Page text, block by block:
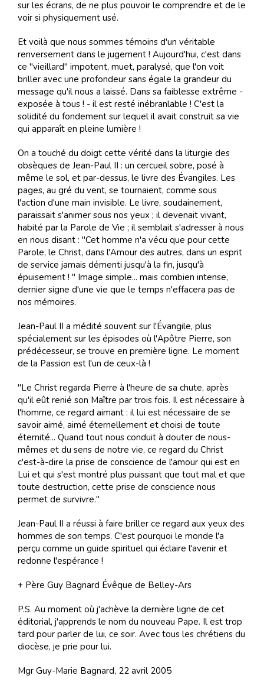
sur les écrans, de ne plus pouvoir le comprendre et de le
voir si physiquement usé.
Et voilà que nous sommes témoins d'un véritable
renversement dans le jugement ! Aujourd'hui, c'est dans
ce "vieillard" impotent, muet, paralysé, que l'on voit
briller avec une profondeur sans égale la grandeur du
message qu'il nous a laissé. Dans sa faiblesse extrême -
exposée à tous ! - il est resté inébranlable ! C'est la
solidité du fondement sur lequel il avait construit sa vie
qui apparaît en pleine lumière !
On a touché du doigt cette vérité dans la liturgie des
obsèques de Jean-Paul II : un cercueil sobre, posé à
même le sol, et par-dessus, le livre des Évangiles. Les
pages, au gré du vent, se tournaient, comme sous
l'action d'une main invisible. Le livre, soudainement,
paraissait s'animer sous nos yeux ; il devenait vivant,
habité par la Parole de Vie ; il semblait s'adresser à nous
en nous disant : "Cet homme n'a vécu que pour cette
Parole, le Christ, dans l'Amour des autres, dans un esprit
de service jamais démenti jusqu'à la fin, jusqu'à
épuisement ! " Image simple... mais combien intense,
dernier signe d'une vie que le temps n'effacera pas de
nos mémoires.
Jean-Paul II a médité souvent sur l'Évangile, plus
spécialement sur les épisodes où l'Apôtre Pierre, son
prédécesseur, se trouve en première ligne. Le moment
de la Passion est l'un de ceux-là !
"Le Christ regarda Pierre à l'heure de sa chute, après
qu'il eût renié son Maître par trois fois. Il est nécessaire à
l'homme, ce regard aimant : il lui est nécessaire de se
savoir aimé, aimé éternellement et choisi de toute
éternité... Quand tout nous conduit à douter de nous-
mêmes et du sens de notre vie, ce regard du Christ
c'est-à-dire la prise de conscience de l'amour qui est en
Lui et qui s'est montré plus puissant que tout mal et que
toute destruction, cette prise de conscience nous
permet de survivre."
Jean-Paul II a réussi à faire briller ce regard aux yeux des
hommes de son temps. C'est pourquoi le monde l'a
perçu comme un guide spirituel qui éclaire l'avenir et
redonne l'espérance !
+ Père Guy Bagnard Évêque de Belley-Ars
P.S. Au moment où j'achève la dernière ligne de cet
éditorial, j'apprends le nom du nouveau Pape. Il est trop
tard pour parler de lui, ce soir. Avec tous les chrétiens du
diocèse, je prie pour lui.
Mgr Guy-Marie Bagnard, 22 avril 2005